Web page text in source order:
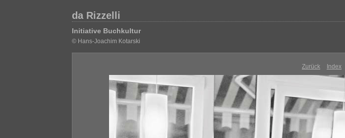
da Rizzelli
Initiative Buchkultur
© Hans-Joachim Kotarski
Zurück Index